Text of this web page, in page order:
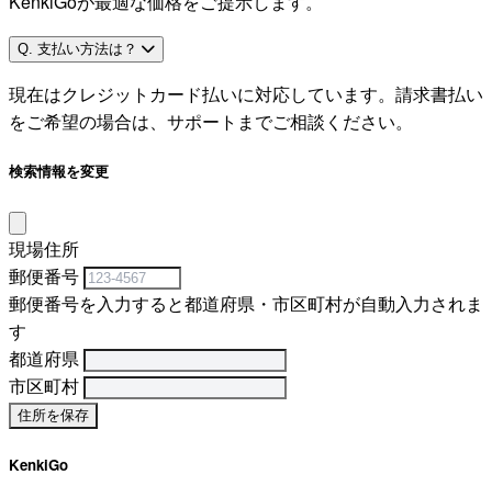
Q. 支払い方法は？
現在はクレジットカード払いに対応しています。請求書払い
をご希望の場合は、サポートまでご相談ください。
検索情報を変更
現場住所
郵便番号
郵便番号を入力すると都道府県・市区町村が自動入力されま
す
都道府県
市区町村
KenkiGo